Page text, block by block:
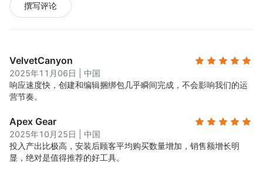
撰写评论
VelvetCanyon
2025年11月06日
中国
响应速度快，创建和编辑捆绑包几乎瞬间完成，不会影响我们的运
营节奏。
Apex Gear
2025年10月25日
中国
投入产出比极高，安装后顾客平均购买数量增加，销售额增长明
显，绝对是值得推荐的好工具。